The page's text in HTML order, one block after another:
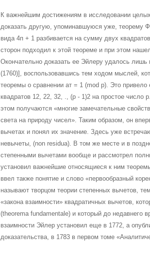
К важнейшим достижениям в исследовании
доказать другую, упоминавшуюся уже, теорему
вида 4п + 1 разбивается на сумму двух
сторон подходил к этой теореме и при этом
Окончательно доказать ее Эйлеру удалось
(1760)], воспользовавшись тем ходом мыслей,
теоремы о сравнении ат = 1 (mod р). Это привело
квадратов 12, 22, 32, ., (р - 1)2 на простое число
этом получаются «многие замечательные
света на природу чисел». Таким образом, он
вычетах и понял их значение. Здесь уже
невычеты, (non residua). В том же месте и в
степенными вычетами вообще и рассмотрел
установил важнейшие относящиеся к ним
ввел также понятие и слово «первообразный
называют творцом теории степенных вычетов,
«закона взаимности» квадратичных вычетов,
(theorema fundamentale) и который до недавнего
взаимности Эйлер установил еще в 1772, а
доказательства, в 1783 в первом томе